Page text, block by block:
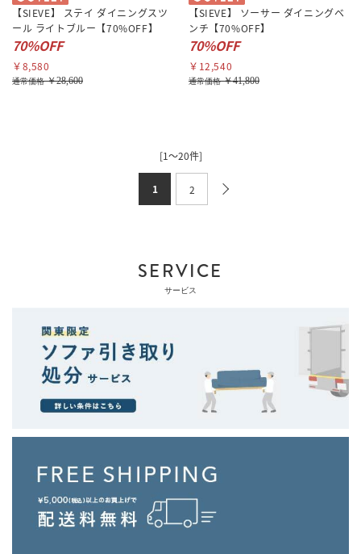
【SIEVE】 ステイ ダイニングスツ
ール ライトブルー【70%OFF】
70%OFF
￥8,580
通常価格￥28,600
【SIEVE】 ソーサー ダイニングベ
ンチ【70%OFF】
70%OFF
￥12,540
通常価格￥41,800
[1～20件]
1 2
SERVICE
サービス